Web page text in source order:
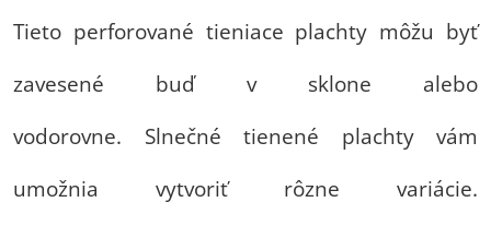
Tieto perforované tieniace plachty môžu byť
zavesené buď v sklone alebo
vodorovne. Slnečné tienené plachty vám
umožnia vytvoriť rôzne variácie.